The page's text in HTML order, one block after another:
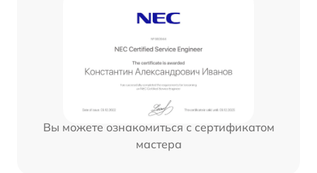
Вы можете ознакомиться с сертификатом
мастера